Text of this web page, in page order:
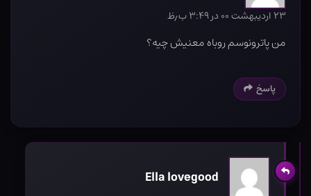
۲۳ اردیبهشت ۰۰ در ۳:۴۹ ب٫ظ
من پاترونوسم روباه معنیش چیه؟
پاسخ
Ella lovegood